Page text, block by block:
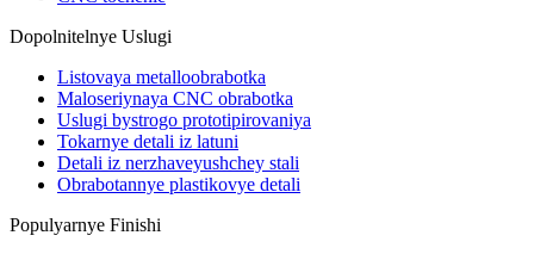
Dopolnitelnye Uslugi
Listovaya metalloobrabotka
Maloseriynaya CNC obrabotka
Uslugi bystrogo prototipirovaniya
Tokarnye detali iz latuni
Detali iz nerzhaveyushchey stali
Obrabotannye plastikovye detali
Populyarnye Finishi